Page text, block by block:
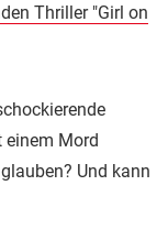
Thriller "Girl on
einem Mord
glauben? Und kann